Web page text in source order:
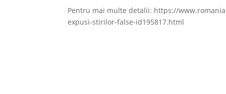
Pentru mai multe detalii: https://
expusi-stirilor-false-id195817.html